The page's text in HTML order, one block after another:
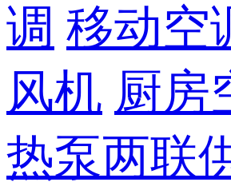
调 移动空
风机 厨房
热泵两联